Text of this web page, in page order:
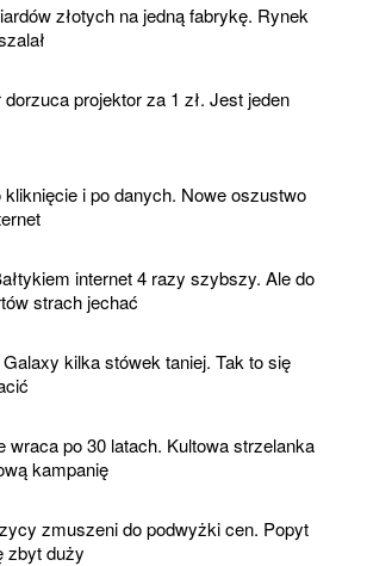
złotych na jedną fabrykę. Rynek
dorzuca projektor za 1 zł. Jest jeden
kliknięcie i po danych. Nowe oszustwo
internet 4 razy szybszy. Ale do
strach jechać
kilka stówek taniej. Tak to się
wraca po 30 latach. Kultowa strzelanka
kampanię
zmuszeni do podwyżki cen. Popyt
zbyt duży